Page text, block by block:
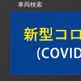
車両検索